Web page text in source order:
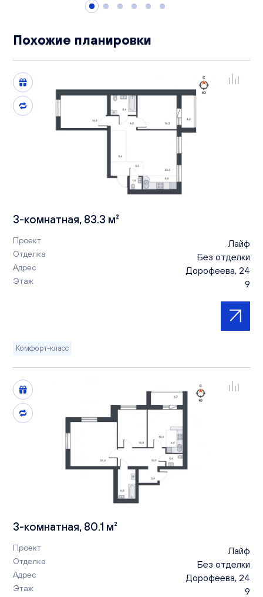
Похожие планировки
3-комнатная, 83.3 м²
Проект Лайф
Отделка Без отделки
Адрес Дорофеева, 24
Этаж 9
Комфорт-класс
3-комнатная, 80.1 м²
Проект Лайф
Отделка Без отделки
Адрес Дорофеева, 24
Этаж 9